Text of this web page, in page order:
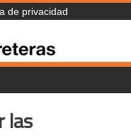
de privacidad
las